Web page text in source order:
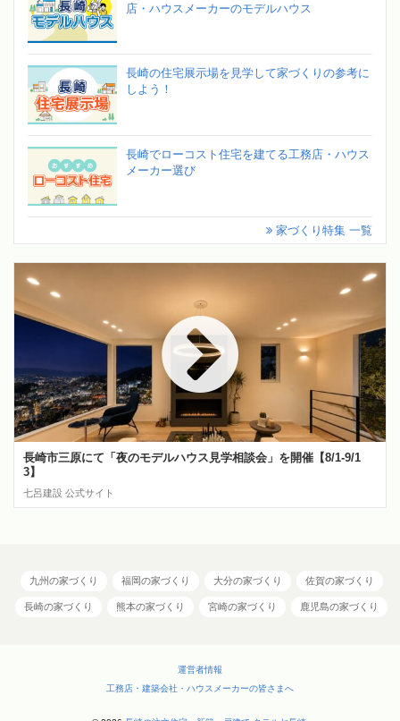
店・ハウスメーカーのモデルハウス
長崎の住宅展示場を見学して家づくりの参考に
しよう！
長崎でローコスト住宅を建てる工務店・ハウス
メーカー選び
家づくり特集 一覧
長崎市三原にて「夜のモデルハウス見学相談会」を開催【8/1-9/1
3】
七呂建設 公式サイト
九州の家づくり 福岡の家づくり 大分の家づくり 佐賀の家づくり
長崎の家づくり 熊本の家づくり 宮崎の家づくり 鹿児島の家づくり
運営者情報
工務店・建築会社・ハウスメーカーの皆さまへ